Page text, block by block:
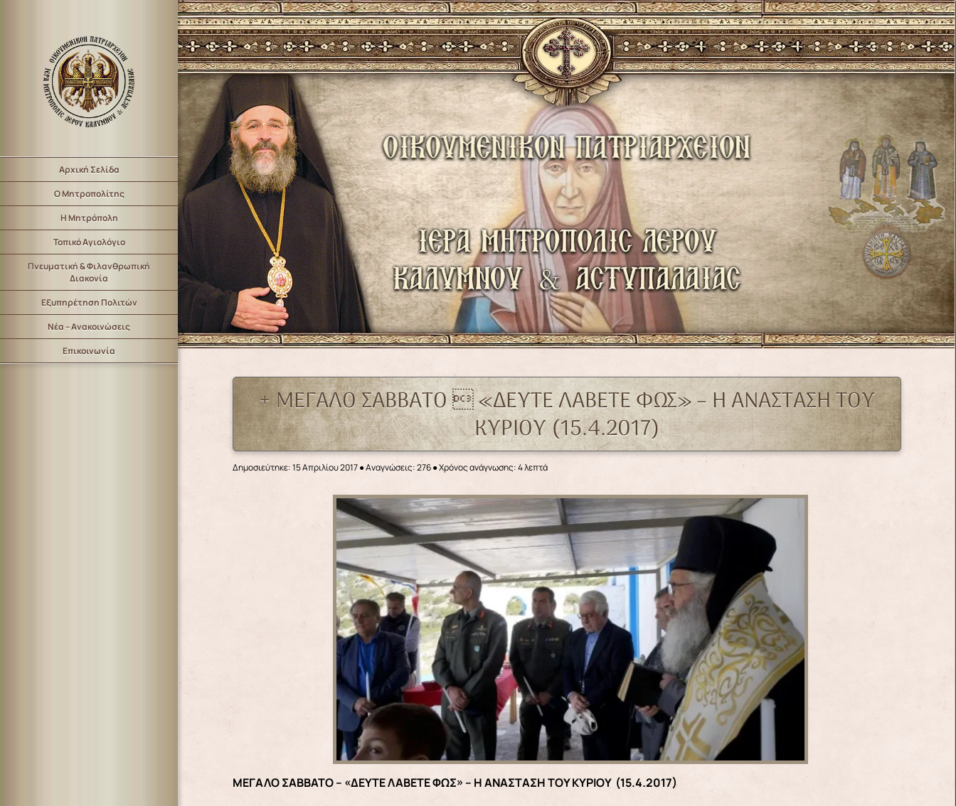
Αρχική Σελίδα
Ο Μητροπολίτης
Η Μητρόπολη
Τοπικό Αγιολόγιο
Πνευματική & Φιλανθρωπική
Διακονία
Εξυπηρέτηση Πολιτών
Νέα – Ανακοινώσεις
Επικοινωνία
+ ΜΕΓΑΛΟ ΣΑΒΒΑΤΟ  «ΔΕΥΤΕ ΛΑΒΕΤΕ ΦΩΣ» – Η ΑΝΑΣΤΑΣΗ ΤΟΥ
ΚΥΡΙΟΥ (15.4.2017)
Δημοσιεύτηκε: 15 Απριλίου 2017●Αναγνώσεις: 276● Χρόνος ανάγνωσης: 4 λεπτά
ΜΕΓΑΛΟ ΣΑΒΒΑΤΟ – «ΔΕΥΤΕ ΛΑΒΕΤΕ ΦΩΣ» – Η ΑΝΑΣΤΑΣΗ ΤΟΥ ΚΥΡΙΟΥ (15.4.2017)